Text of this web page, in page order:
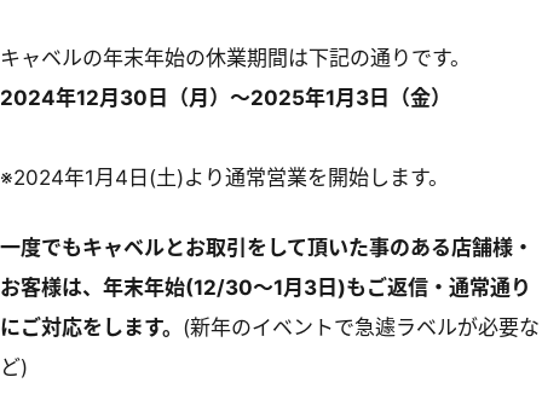
キャベルの年末年始の休業期間は下記の通りです。
2024年12月30日（月）～2025年1月3日（金）
※2024年1月4日(土)より通常営業を開始します。
一度でもキャベルとお取引をして頂いた事のある店舗様・
お客様は、年末年始(12/30～1月3日)もご返信・通常通り
にご対応をします。 (新年のイベントで急遽ラベルが必要な
ど)